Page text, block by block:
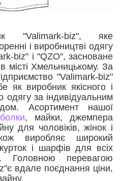
"Valimark-biz", яке
і виробництві одягу
biz" і "QZO", засноване
місті Хмельницькому. За
"Valimark-biz"
як виробник якісного і
одягу за індивідуальним
Асортимент нашої
, майки, джемпера
для чоловіків, жінок і
виробляє широкий
і шарфів для всіх
Головною перевагою
є вдале поєднання ціни,